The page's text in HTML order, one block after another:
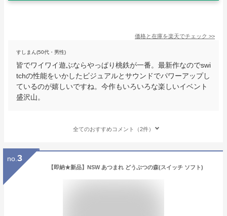
価格と在庫を楽天でチェック >>
すしまん(50代・男性)
皆でワイワイ遊ぶならやっぱり桃鉄が一番。最新作なのでswi
tchの性能をいかしたビジュアルとサウンドでパワーアップし
ているのが嬉しいですね。今作もいろいろな楽しいイベント
盛沢山。
全てのおすすめコメント（2件）
no. 3
【即納★新品】NSW あつまれ どうぶつの森(スイッチ ソフト)